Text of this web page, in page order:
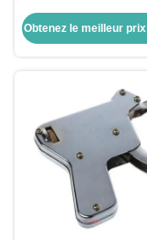
pistolet
Obtenez le meilleur prix